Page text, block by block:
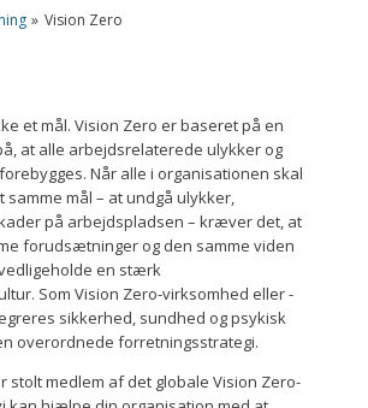
» Vision Zero
et mål. Vision Zero er baseret på en
at alle arbejdsrelaterede ulykker og
Når alle i organisationen skal
samme mål – at undgå ulykker,
på arbejdspladsen – kræver det, at
forudsætninger og den samme viden
en stærk
Som Vision Zero-virksomhed eller -
sikkerhed, sundhed og psykisk
overordnede forretningsstrategi.
stolt medlem af det globale Vision Zero-